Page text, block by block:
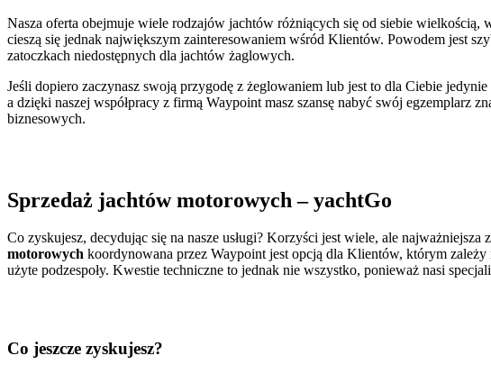
Nasza oferta obejmuje wiele rodzajów jachtów różniących się od siebie wielkością,
cieszą się jednak największym zainteresowaniem wśród Klientów. Powodem jest
zatoczkach niedostępnych dla jachtów żaglowych.
Jeśli dopiero zaczynasz swoją przygodę z żeglowaniem lub jest to dla Ciebie
a dzięki naszej współpracy z firmą Waypoint masz szansę nabyć swój
biznesowych.
Sprzedaż jachtów motorowych – yachtGo
Co zyskujesz, decydując się na nasze usługi? Korzyści jest wiele, ale
motorowych koordynowana przez Waypoint jest opcją dla Klientów, którym
użyte podzespoły. Kwestie techniczne to jednak nie wszystko, ponieważ nasi
Co jeszcze zyskujesz?